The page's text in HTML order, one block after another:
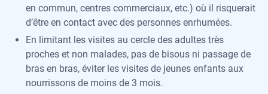
en commun, centres commerciaux, etc.) où il risquerait
d’être en contact avec des personnes enrhumées.
En limitant les visites au cercle des adultes très
proches et non malades, pas de bisous ni passage de
bras en bras, éviter les visites de jeunes enfants aux
nourrissons de moins de 3 mois.